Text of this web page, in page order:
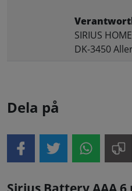
SIRIUS
DK-3450
Dela på